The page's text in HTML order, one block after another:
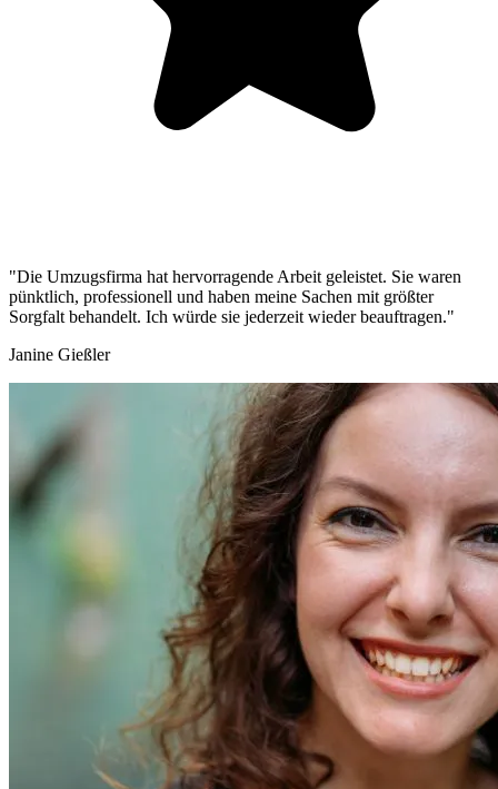
"Die Umzugsfirma hat hervorragende Arbeit geleistet. Sie waren
pünktlich, professionell und haben meine Sachen mit größter
Sorgfalt behandelt. Ich würde sie jederzeit wieder beauftragen."
Janine Gießler